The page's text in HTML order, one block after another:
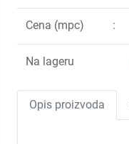
Cena (mpc)
Na lageru
Opis proizvoda